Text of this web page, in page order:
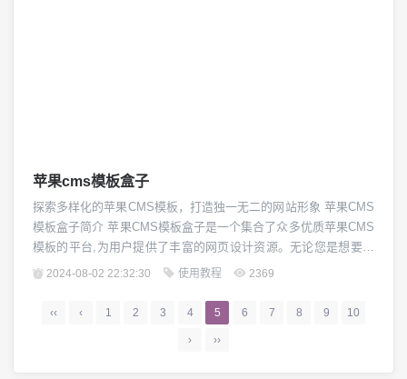
苹果cms模板盒子
探索多样化的苹果CMS模板，打造独一无二的网站形象 苹果CMS
模板盒子简介 苹果CMS模板盒子是一个集合了众多优质苹果CMS
模板的平台,为用户提供了丰富的网页设计资源。无论您是想要建
立个人博客、企业官网还是电子商城,在这里都能找到适合您的模
的网站,吸引更多访客,提升品牌形象。 苹果CMS模板的特点 苹果
2024-08-02 22:32:30 使用教程 2369
‹‹ ‹ 1 2 3 4 5 6 7 8 9 10
› ››